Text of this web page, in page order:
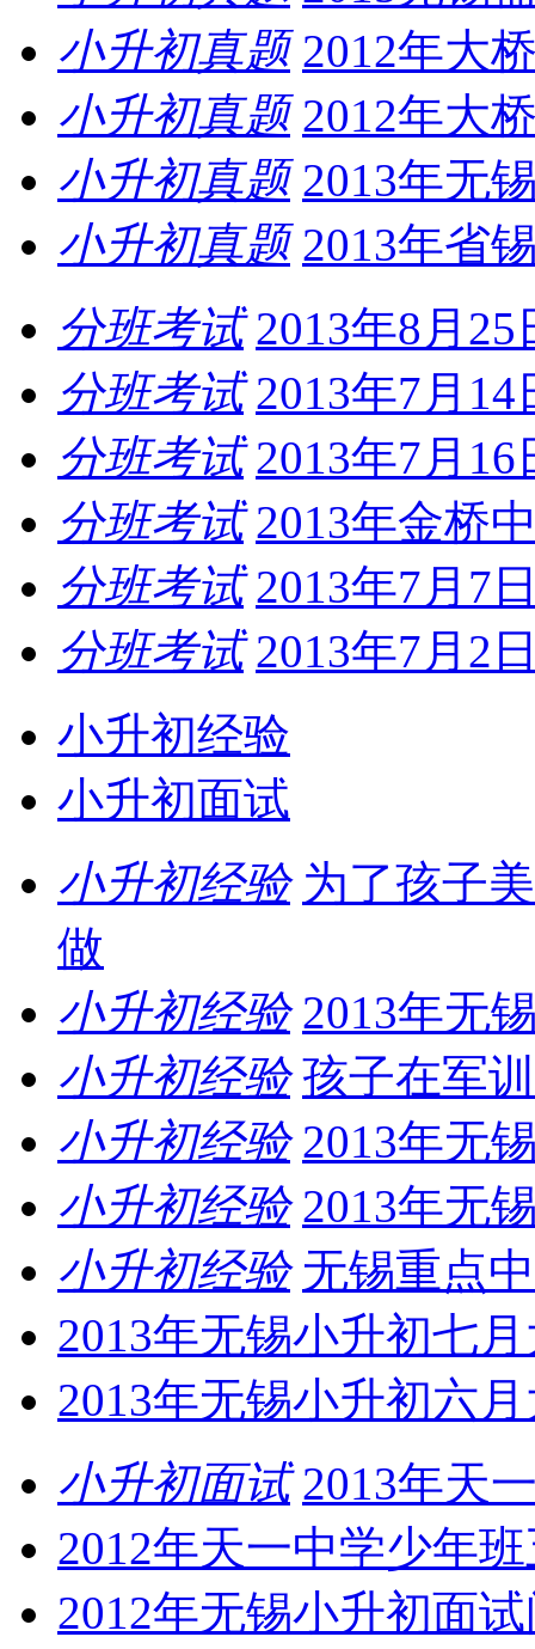
小升初真题 2012年大
小升初真题 2012年大
小升初真题 2013年无
小升初真题 2013年省
分班考试 2013年8月
分班考试 2013年7月
分班考试 2013年7月
分班考试 2013年金桥
分班考试 2013年7月7
分班考试 2013年7月2
小升初经验
小升初面试
小升初经验 为了孩子
做
小升初经验 2013年无
小升初经验 孩子在军
小升初经验 2013年无
小升初经验 2013年无
小升初经验 无锡重点
2013年无锡小升初七
2013年无锡小升初六
小升初面试 2013年天
2012年天一中学少年
2012年无锡小升初面